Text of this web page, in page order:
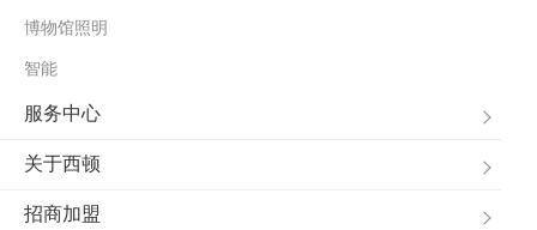
博物馆照明
智能
服务中心
关于西顿
招商加盟